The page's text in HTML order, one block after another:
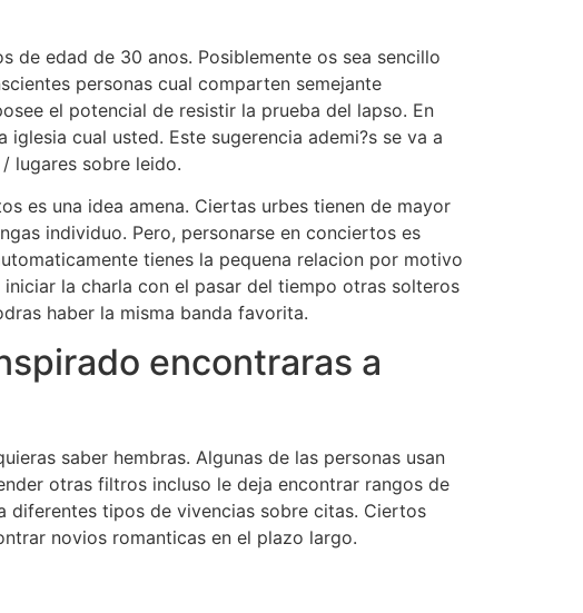
de edad de 30 anos. Posiblemente os sea sencillo
personas cual comparten semejante
el potencial de resistir la prueba del lapso. En
cual usted. Este sugerencia ademi?s se va a
lugares sobre leido.
es una idea amena. Ciertas urbes tienen de mayor
individuo. Pero, personarse en conciertos es
tienes la pequena relacion por motivo
la charla con el pasar del tiempo otras solteros
haber la misma banda favorita.
encontraras a
saber hembras. Algunas de las personas usan
otras filtros incluso le deja encontrar rangos de
diferentes tipos de vivencias sobre citas. Ciertos
novios romanticas en el plazo largo.